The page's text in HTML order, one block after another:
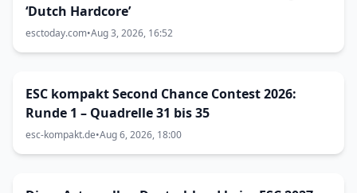
‘Dutch Hardcore’
esctoday.com•Aug 3, 2026, 16:52
ESC kompakt Second Chance Contest 2026:
Runde 1 – Quadrelle 31 bis 35
esc-kompakt.de•Aug 6, 2026, 18:00